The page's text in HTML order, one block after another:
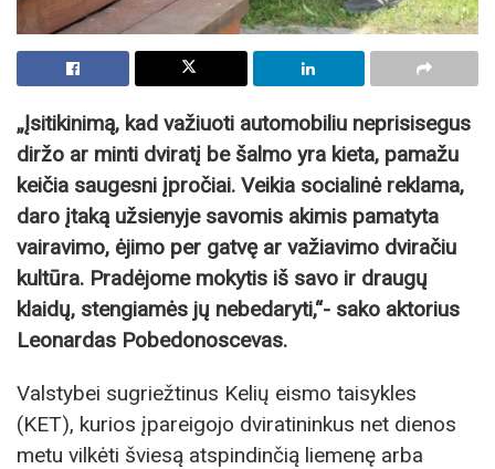
„Įsitikinimą, kad važiuoti automobiliu neprisisegus
diržo ar minti dviratį be šalmo yra kieta, pamažu
keičia saugesni įpročiai. Veikia socialinė reklama,
daro įtaką užsienyje savomis akimis pamatyta
vairavimo, ėjimo per gatvę ar važiavimo dviračiu
kultūra. Pradėjome mokytis iš savo ir draugų
klaidų, stengiamės jų nebedaryti,“- sako aktorius
Leonardas Pobedonoscevas.
Valstybei sugriežtinus Kelių eismo taisykles
(KET), kurios įpareigojo dviratininkus net dienos
metu vilkėti šviesą atspindinčią liemenę arba